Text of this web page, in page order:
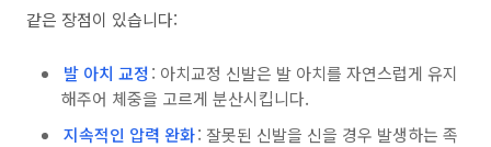
같은 장점이 있습니다:
발 아치 교정: 아치교정 신발은 발 아치를 자연스럽게 유지
해주어 체중을 고르게 분산시킵니다.
지속적인 압력 완화: 잘못된 신발을 신을 경우 발생하는 족